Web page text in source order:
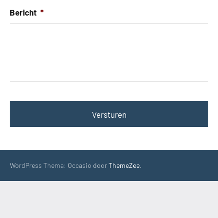
Bericht *
WordPress Thema: Occasio doorThemeZee.